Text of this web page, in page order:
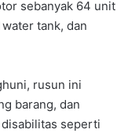
sebanyak 64 unit
tank, dan
rusun ini
barang, dan
seperti